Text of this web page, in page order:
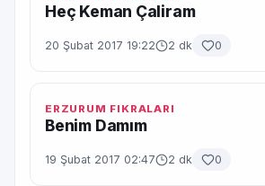
Heç Keman Çaliram
20 Şubat 2017 19:22 2 dk 0
ERZURUM FIKRALARI
Benim Damım
19 Şubat 2017 02:47 2 dk 0